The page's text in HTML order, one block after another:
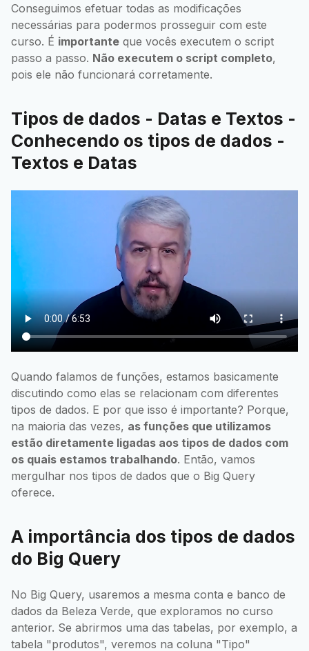
Conseguimos efetuar todas as modificações
necessárias para podermos prosseguir com este
curso. É importante que vocês executem o script
passo a passo. Não executem o script completo,
pois ele não funcionará corretamente.
Tipos de dados - Datas e Textos -
Conhecendo os tipos de dados -
Textos e Datas
Quando falamos de funções, estamos basicamente
discutindo como elas se relacionam com diferentes
tipos de dados. E por que isso é importante? Porque,
na maioria das vezes, as funções que utilizamos
estão diretamente ligadas aos tipos de dados com
os quais estamos trabalhando. Então, vamos
mergulhar nos tipos de dados que o Big Query
oferece.
A importância dos tipos de dados
do Big Query
No Big Query, usaremos a mesma conta e banco de
dados da Beleza Verde, que exploramos no curso
anterior. Se abrirmos uma das tabelas, por exemplo, a
tabela "produtos", veremos na coluna "Tipo"